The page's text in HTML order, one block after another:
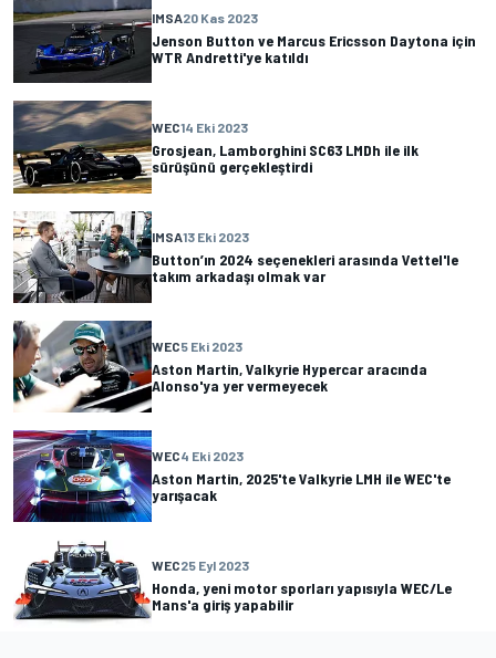
IMSA20 Kas 2023
Jenson Button ve Marcus Ericsson Daytona için
WTR Andretti'ye katıldı
WEC14 Eki 2023
Grosjean, Lamborghini SC63 LMDh ile ilk
sürüşünü gerçekleştirdi
IMSA13 Eki 2023
Button’ın 2024 seçenekleri arasında Vettel'le
takım arkadaşı olmak var
WEC5 Eki 2023
Aston Martin, Valkyrie Hypercar aracında
Alonso'ya yer vermeyecek
WEC4 Eki 2023
Aston Martin, 2025'te Valkyrie LMH ile WEC'te
yarışacak
WEC25 Eyl 2023
Honda, yeni motor sporları yapısıyla WEC/Le
Mans'a giriş yapabilir